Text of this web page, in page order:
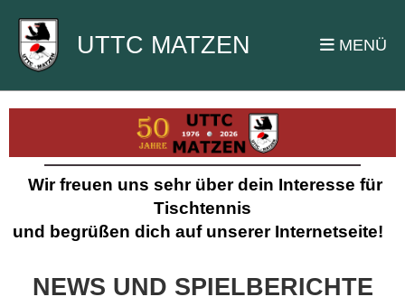
UTTC MATZEN MENÜ
Wir freuen uns sehr über dein Interesse für
Tischtennis
und begrüßen dich auf unserer Internetseite!
NEWS UND SPIELBERICHTE